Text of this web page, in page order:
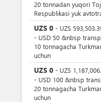
20 tonnadan yuqori
Respublikasi yuk
UZS 0 - UZS
- USD 50 &nbsp
10 tonnagacha
uchun
UZS 0 - UZS
- USD 100 &nbsp
20 tonnagacha
uchun